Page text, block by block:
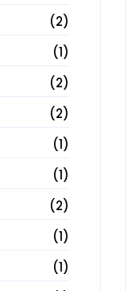
(2)
(1)
(2)
(2)
(1)
(1)
(2)
(1)
(1)